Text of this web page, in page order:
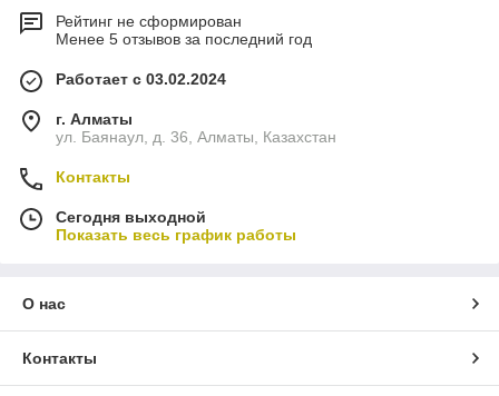
Рейтинг не сформирован
Менее 5 отзывов за последний год
Работает с 03.02.2024
г. Алматы
ул. Баянаул, д. 36, Алматы, Казахстан
Контакты
Сегодня выходной
Показать весь график работы
О нас
Контакты